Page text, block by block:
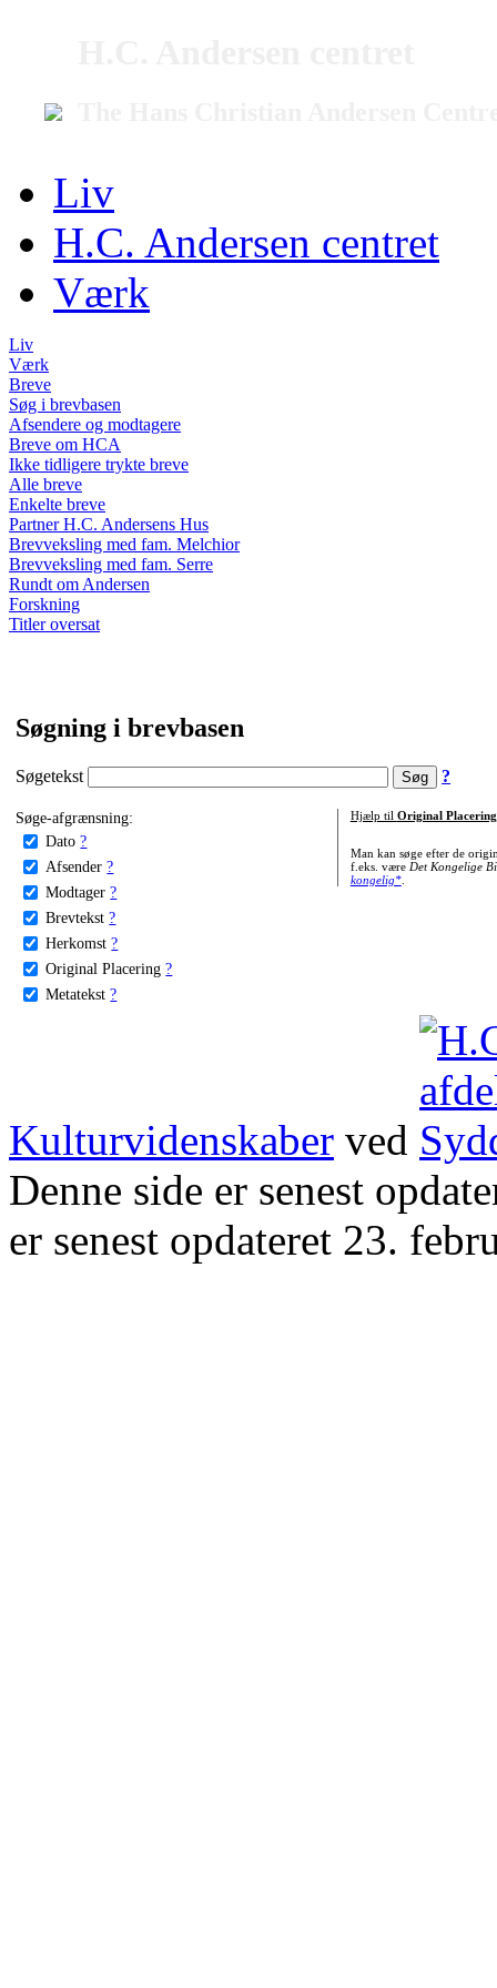
Liv
H.C. Andersen centret
Værk
Liv
Værk
Breve
Søg i brevbasen
Afsendere og modtagere
Breve om HCA
Ikke tidligere trykte breve
Alle breve
Enkelte breve
Partner H.C. Andersens Hus
Brevveksling med fam. Melchior
Brevveksling med fam. Serre
Rundt om Andersen
Forskning
Titler oversat
Søgning i brevbasen
Søgetekst ?
Søge-afgrænsning:
Dato ?
Afsender ?
Modtager ?
Brevtekst ?
Herkomst ?
Original Placering ?
Metatekst ?
Hjælp til Original Placering
Man kan søge efter de
f.eks. være Det Kongelige
kongelig*.
Kulturvidenskaber ved
Denne side er senest
er senest opdateret 23.